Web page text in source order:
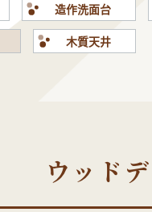
造作洗面台
木質天井
ウッド